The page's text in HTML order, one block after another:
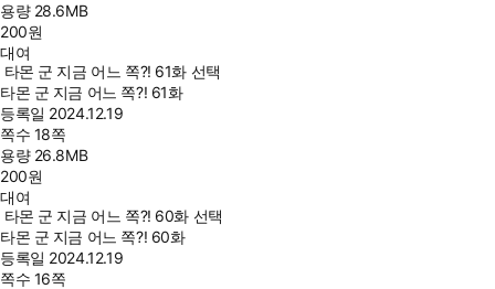
용량 28.6MB
200원
대여
타몬 군 지금 어느 쪽?! 61화 선택
타몬 군 지금 어느 쪽?! 61화
등록일 2024.12.19
쪽수 18쪽
용량 26.8MB
200원
대여
타몬 군 지금 어느 쪽?! 60화 선택
타몬 군 지금 어느 쪽?! 60화
등록일 2024.12.19
쪽수 16쪽